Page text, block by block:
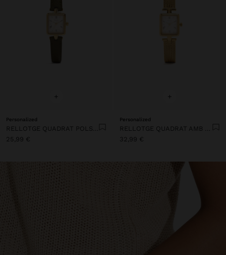
+
Personalized
25,99 €
+
Personalized
32,99 €